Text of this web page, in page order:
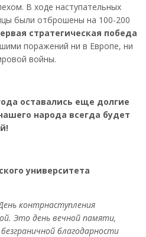
В ходе наступательных
были отброшены на 100-200
стратегическая победа
поражений ни в Европе, ни
войны.
оставались еще долгие
народа всегда будет
университета
контрнаступления
Это день вечной памяти,
благодарности